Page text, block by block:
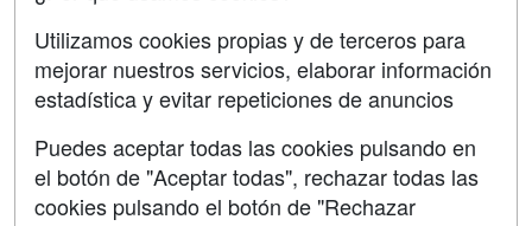
Contactar
Confidencialidad
Aviso legal
Copyleft
Utilizamos cookies propias y de terceros para
mejorar nuestros servicios, elaborar información
estadística y evitar repeticiones de anuncios
Puedes aceptar todas las cookies pulsando en
el botón de "Aceptar todas", rechazar todas las
cookies pulsando el botón de "Rechazar